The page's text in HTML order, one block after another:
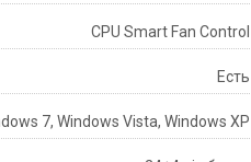
CPU Smart Fan Control
Есть
7, Windows Vista, Windows XP